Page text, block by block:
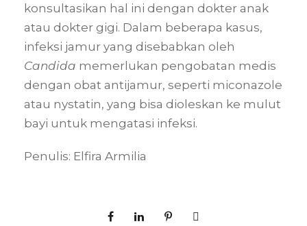
konsultasikan hal ini dengan dokter anak
atau dokter gigi. Dalam beberapa kasus,
infeksi jamur yang disebabkan oleh
Candida memerlukan pengobatan medis
dengan obat antijamur, seperti miconazole
atau nystatin, yang bisa dioleskan ke mulut
bayi untuk mengatasi infeksi.
Penulis: Elfira Armilia